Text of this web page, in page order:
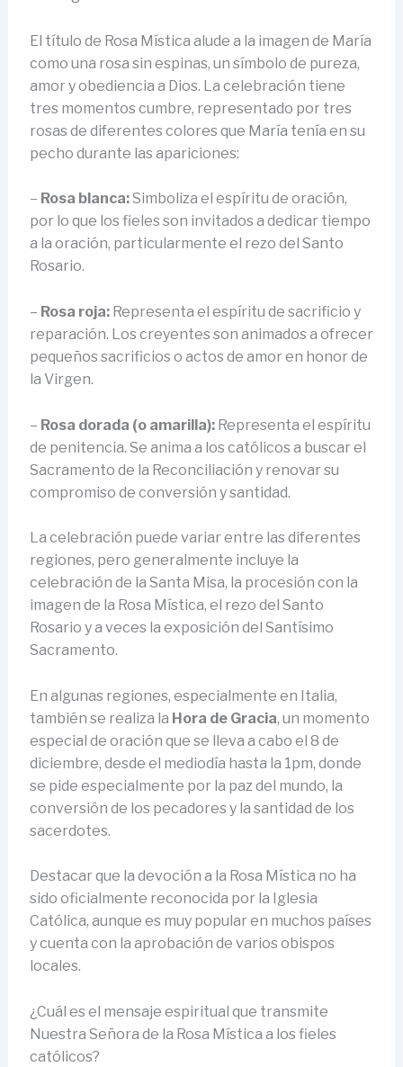
El título de Rosa Mística alude a la imagen de María
como una rosa sin espinas, un símbolo de pureza,
amor y obediencia a Dios. La celebración tiene
tres momentos cumbre, representado por tres
rosas de diferentes colores que María tenía en su
pecho durante las apariciones:
– Rosa blanca:Simboliza el espíritu de oración,
por lo que los fieles son invitados a dedicar tiempo
a la oración, particularmente el rezo del Santo
Rosario.
– Rosa roja:Representa el espíritu de sacrificio y
reparación. Los creyentes son animados a ofrecer
pequeños sacrificios o actos de amor en honor de
la Virgen.
– Rosa dorada (o amarilla):Representa el espíritu
de penitencia. Se anima a los católicos a buscar el
Sacramento de la Reconciliación y renovar su
compromiso de conversión y santidad.
La celebración puede variar entre las diferentes
regiones, pero generalmente incluye la
celebración de la Santa Misa, la procesión con la
imagen de la Rosa Mística, el rezo del Santo
Rosario y a veces la exposición del Santísimo
Sacramento.
En algunas regiones, especialmente en Italia,
también se realiza la Hora de Gracia, un momento
especial de oración que se lleva a cabo el 8 de
diciembre, desde el mediodía hasta la 1pm, donde
se pide especialmente por la paz del mundo, la
conversión de los pecadores y la santidad de los
sacerdotes.
Destacar que la devoción a la Rosa Mística no ha
sido oficialmente reconocida por la Iglesia
Católica, aunque es muy popular en muchos países
y cuenta con la aprobación de varios obispos
locales.
¿Cuál es el mensaje espiritual que transmite
Nuestra Señora de la Rosa Mística a los fieles
católicos?